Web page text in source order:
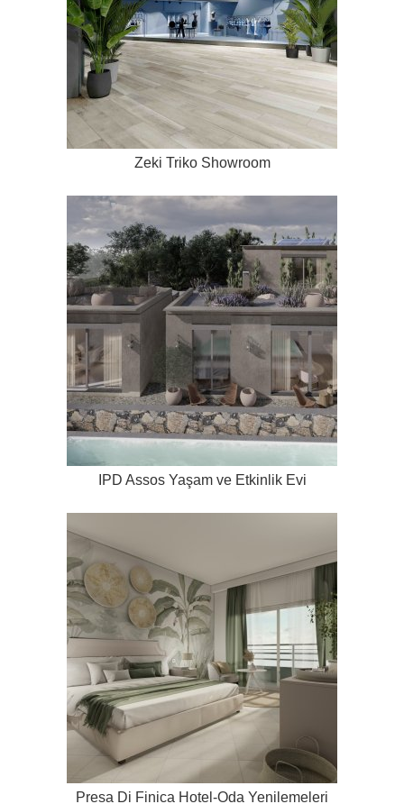
Zeki Triko Showroom
IPD Assos Yaşam ve Etkinlik Evi
Presa Di Finica Hotel-Oda Yenilemeleri